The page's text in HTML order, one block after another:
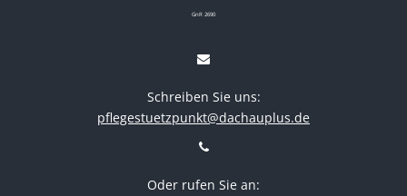
GnR 2690
Schreiben Sie uns:
pflegestuetzpunkt@dachauplus.de
Oder rufen Sie an: